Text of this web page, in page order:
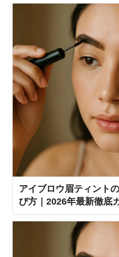
アイブロウ眉ティント
び方｜2026年最新徹底